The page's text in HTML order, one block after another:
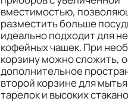
вместимостью,
разместить больше
идеально подходит для
кофейных чашек. При
корзину можно сложить,
дополнительное
второй корзине для
тарелок и высоких